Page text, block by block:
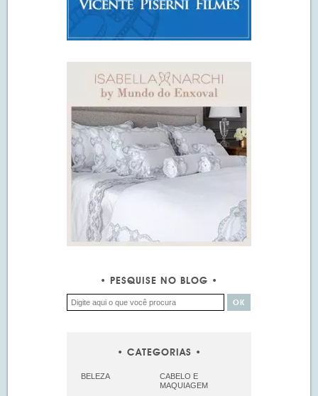
PESQUISE NO BLOG
CATEGORIAS
BELEZA
CABELO E
MAQUIAGEM